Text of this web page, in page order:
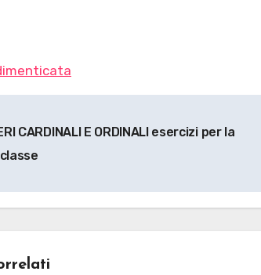
CARDINALI E ORDINALI esercizi per la